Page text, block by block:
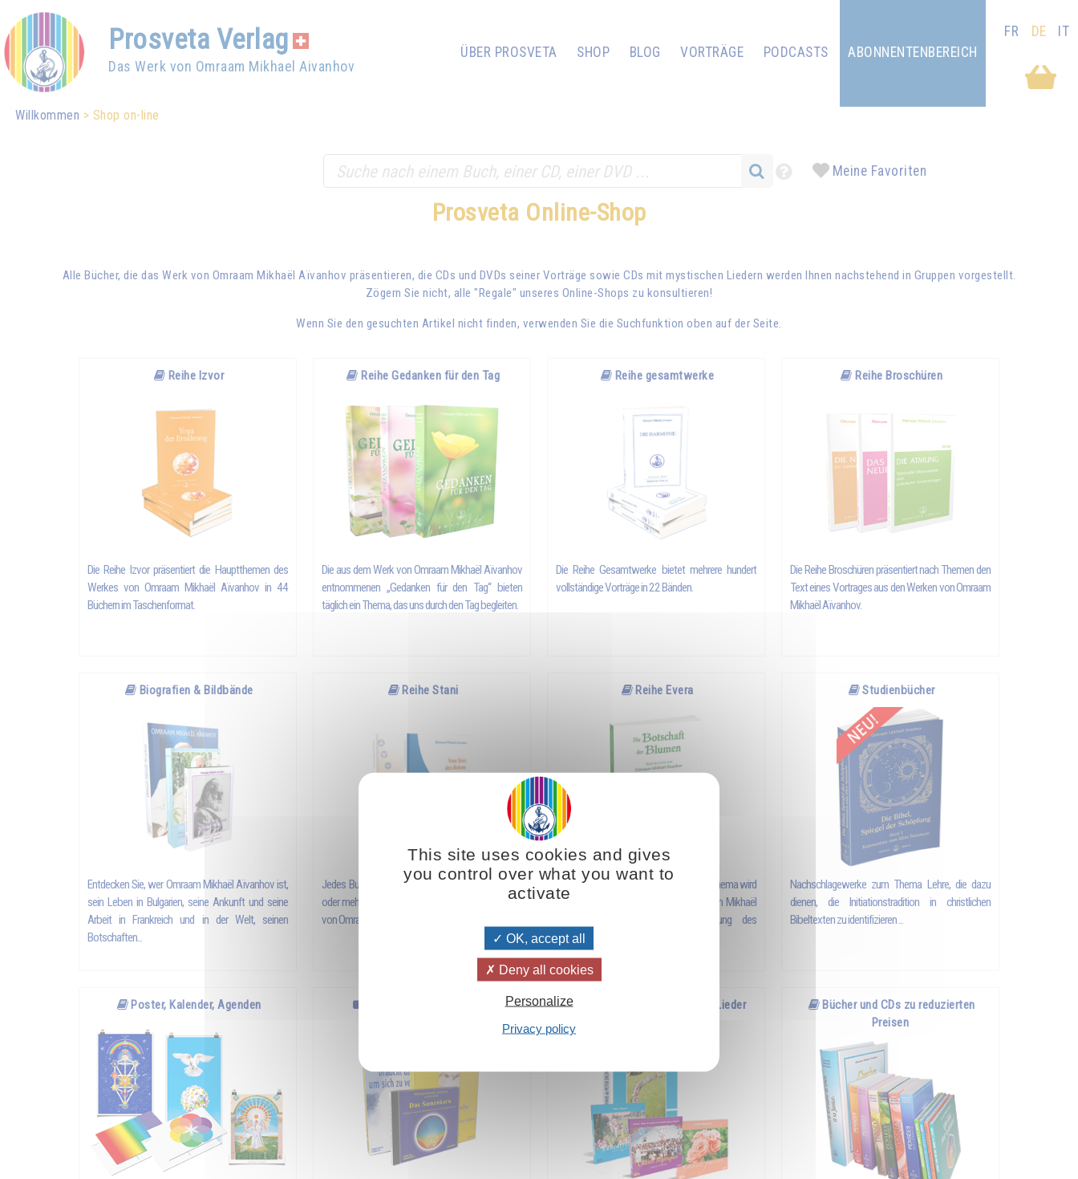
Prosveta Verlag
Das Werk von Omraam Mikhael Aivanhov
ÜBER PROSVETA SHOP BLOG VORTRÄGE PODCASTS ABONNENTENBEREICH
FR DE IT
Willkommen Shop on-line
Meine Favoriten
Prosveta Online-Shop
Alle Bücher, die das Werk von Omraam Mikhaël Aïvanhov präsentieren, die CDs und DVDs seiner Vorträge sowie CDs mit mystischen Liedern werden Ihnen nachstehend in Gruppen vorgestellt.
Zögern Sie nicht, alle "Regale" unseres Online-Shops zu konsultieren!
Wenn Sie den gesuchten Artikel nicht finden, verwenden Sie die Suchfunktion oben auf der Seite.
Reihe Izvor
Die Reihe Izvor präsentiert die Hauptthemen des
Werkes von Omraam Mikhaël Aïvanhov in 44
Büchern im Taschenformat.
Reihe Gedanken für den Tag
Die aus dem Werk von Omraam Mikhaël Aïvanhov
entnommenen „Gedanken für den Tag“ bieten
täglich ein Thema, das uns durch den Tag begleiten.
Reihe gesamtwerke
Die Reihe Gesamtwerke bietet mehrere hundert
vollständige Vorträge in 22 Bänden.
Reihe Broschüren
Die Reihe Broschüren präsentiert nach Themen den
Text eines Vortrages aus den Werken von Omraam
Mikhaël Aïvanhov.
Biografien & Bildbände
Entdecken Sie, werOmraam Mikhaël Aïvanhovist,
sein Leben in Bulgarien, seine Ankunft und seine
Arbeit in Frankreich und in der Welt, seinen
Botschaften...
Reihe Stani
Jedes Buch der Reihe Stani stellt ausführlich eine
oder mehrere spirituelle Übungen nach den Worten
vonOmraam Mikhaël Aïvanhov
Reihe Evera
Das jeweilige mit der Natur verbundene Thema wird
anhand ausgewählter Texte von
Omraam Mikhaël
, zur geistigen Entwicklung des
Menschen, dargestelt.
Studienbücher
Nachschlagewerke zum Thema Lehre, die dazu
dienen, die Initiationstradition in christlichen
Bibeltexten zu identifizieren ...
Poster, Kalender, Agenden Mystische Chormusik und Lieder
Bücher und CDs zu reduzierten
Preisen
This site uses cookies and gives
you control over what you want to
activate
OK, accept all
Deny all cookies
Personalize
Privacy policy